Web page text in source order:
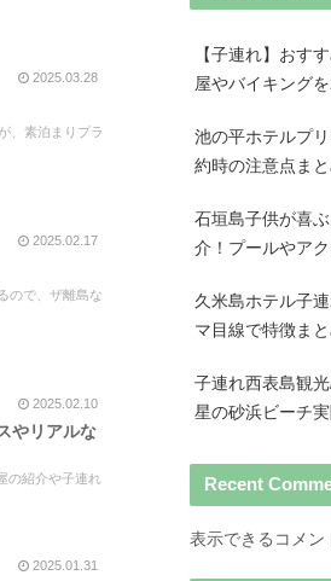
2025.03.28
、素泊まりプラ
2025.02.17
ので、ザ離島な
2025.02.10
やリアルな
の紹介や子連れ
2025.01.31
【子連れ】おす
屋やバイキング
池の平ホテルプ
約時の注意点ま
石垣島子供が喜
介！プールやア
久米島ホテル子
マ目線で特徴ま
子連れ西表島観
星の砂浜ビーチ
Recent
表示できるコメン